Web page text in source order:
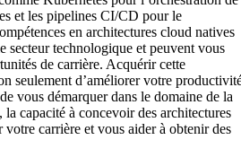
et les pipelines CI/CD pour le
en architectures cloud natives
secteur technologique et peuvent vous
de carrière. Acquérir cette
seulement d’améliorer votre
vous démarquer dans le domaine de la
capacité à concevoir des architectures
votre carrière et vous aider à obtenir des